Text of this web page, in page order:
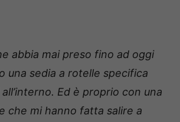
abbia mai preso fino ad oggi
una sedia a rotelle specifica
Ed è proprio con una
che mi hanno fatta salire a